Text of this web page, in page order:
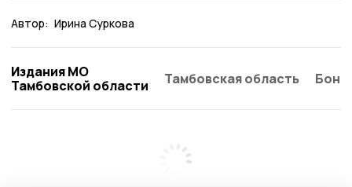
Автор: Ирина Суркова
Издания МО
Тамбовской области
Тамбовская область